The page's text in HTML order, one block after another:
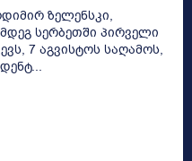
ზელენსკი,
სერბეთში პირველი
7 აგვისტოს საღამოს,